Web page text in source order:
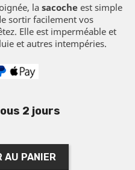
la sacoche est simple
sortir facilement vos
Elle est imperméable et
et autres intempéries.
2 jours
AU PANIER